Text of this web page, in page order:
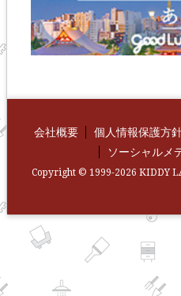
会社概要 個人情報保護方
ソーシャルメ
Copyright © 1999-2026 KIDDY